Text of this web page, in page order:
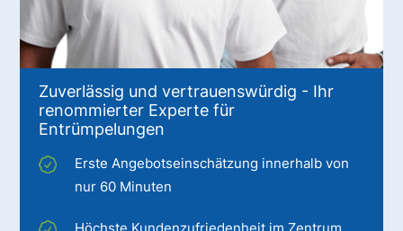
Zuverlässig und vertrauenswürdig - Ihr
renommierter Experte für
Entrümpelungen
Erste Angebotseinschätzung innerhalb von
nur 60 Minuten